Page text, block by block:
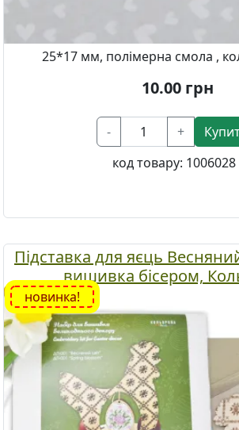
25*17 мм, полімерна смола ,
10.00грн
- +
код товару: 1006028
Підставка для яєць
вишивка бісером,
новинка!